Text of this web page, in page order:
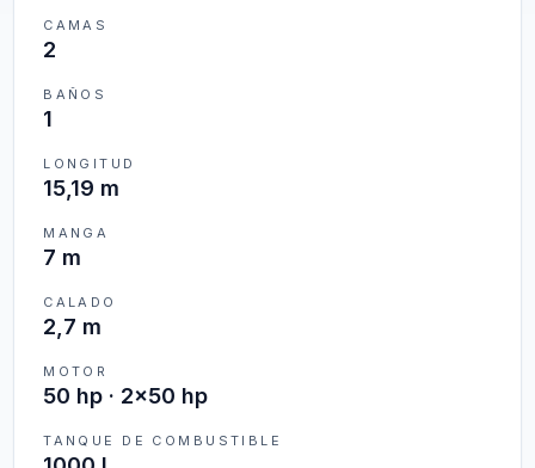
CAMAS
2
BAÑOS
1
LONGITUD
15,19 m
MANGA
7 m
CALADO
2,7 m
MOTOR
50 hp · 2x50 hp
TANQUE DE COMBUSTIBLE